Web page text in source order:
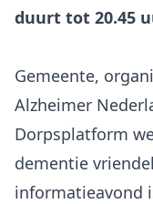
duurt tot 20.45
Gemeente,
Alzheimer
Dorpsplatform
dementie
informatieavond